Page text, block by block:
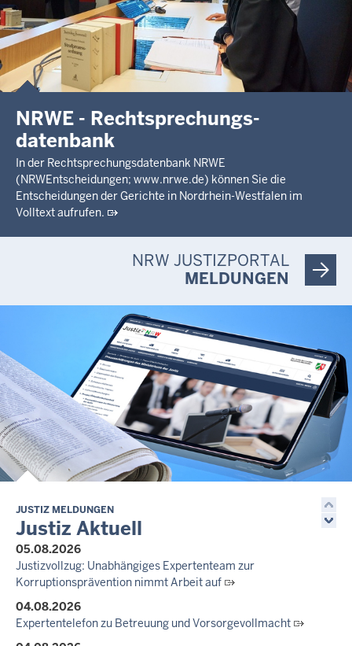
NRWE - Rechtsprechungs­
datenbank
In der Rechtsprechungsdatenbank NRWE
(NRWEntscheidungen; www.nrwe.de) können Sie die
Entscheidungen der Gerichte in Nordrhein-Westfalen im
Volltext aufrufen.
NRW JUSTIZPORTAL
MELDUNGEN
JUSTIZ MELDUNGEN
Justiz Aktuell
05.08.2026
Justizvollzug: Unabhängiges Expertenteam zur
Korruptionsprävention nimmt Arbeit auf
04.08.2026
Expertentelefon zu Betreuung und Vorsorgevollmacht